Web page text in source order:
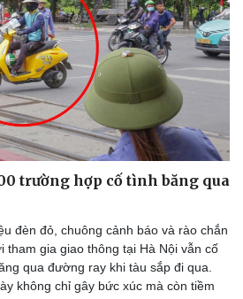
trường hợp cố tình băng qua
đèn đỏ, chuông cảnh báo và rào chắn
tham gia giao thông tại Hà Nội vẫn cố
qua đường ray khi tàu sắp đi qua.
không chỉ gây bức xúc mà còn tiềm